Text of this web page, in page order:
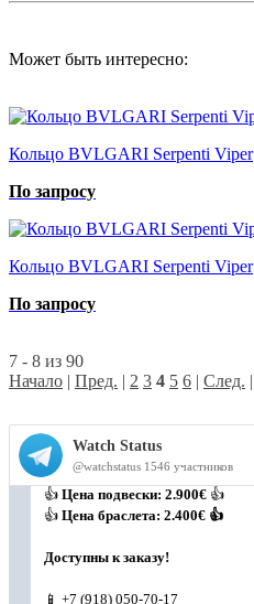
Может быть интересно:
Кольцо BVLGARI Serpenti Viper
По запросу
Кольцо BVLGARI Serpenti Viper
По запросу
7 - 8 из 90
Начало | Пред. | 2 3 4 5 6 | След. |